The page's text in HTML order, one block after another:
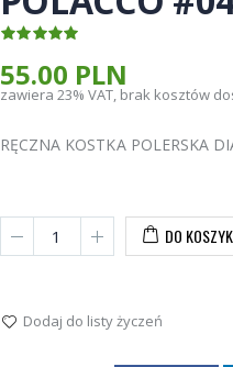
55.00 PLN
zawiera 23% VAT, brak kosztów
RĘCZNA KOSTKA POLERSKA
DO
Dodaj do listy życzeń